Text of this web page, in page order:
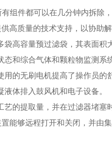
组件都可以在几分钟内拆除
高质量的技术支持，以协助
高容量预过滤袋，其表面积
和综合气体和颗粒物监测系
的无刷电机提高了操作员的
体排入鼓风机和电子设备。
的提取量，并在过滤器堵塞
能够远程打开和关闭，并由